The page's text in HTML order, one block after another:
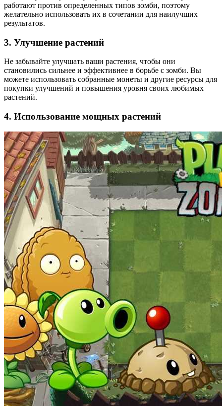
работают против определенных типов зомби, поэтому
желательно использовать их в сочетании для наилучших
результатов.
3. Улучшение растений
Не забывайте улучшать ваши растения, чтобы они
становились сильнее и эффективнее в борьбе с зомби. Вы
можете использовать собранные монеты и другие ресурсы для
покупки улучшений и повышения уровня своих любимых
растений.
4. Использование мощных растений